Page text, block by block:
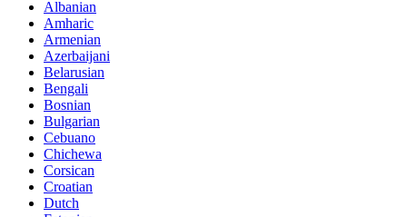
Albanian
Amharic
Armenian
Azerbaijani
Belarusian
Bengali
Bosnian
Bulgarian
Cebuano
Chichewa
Corsican
Croatian
Dutch